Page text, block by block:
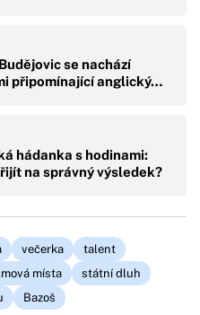
se nachází
připomínající anglický…
hádanka s hodinami:
na správný výsledek?
večerka
talent
místa
státní dluh
Bazoš